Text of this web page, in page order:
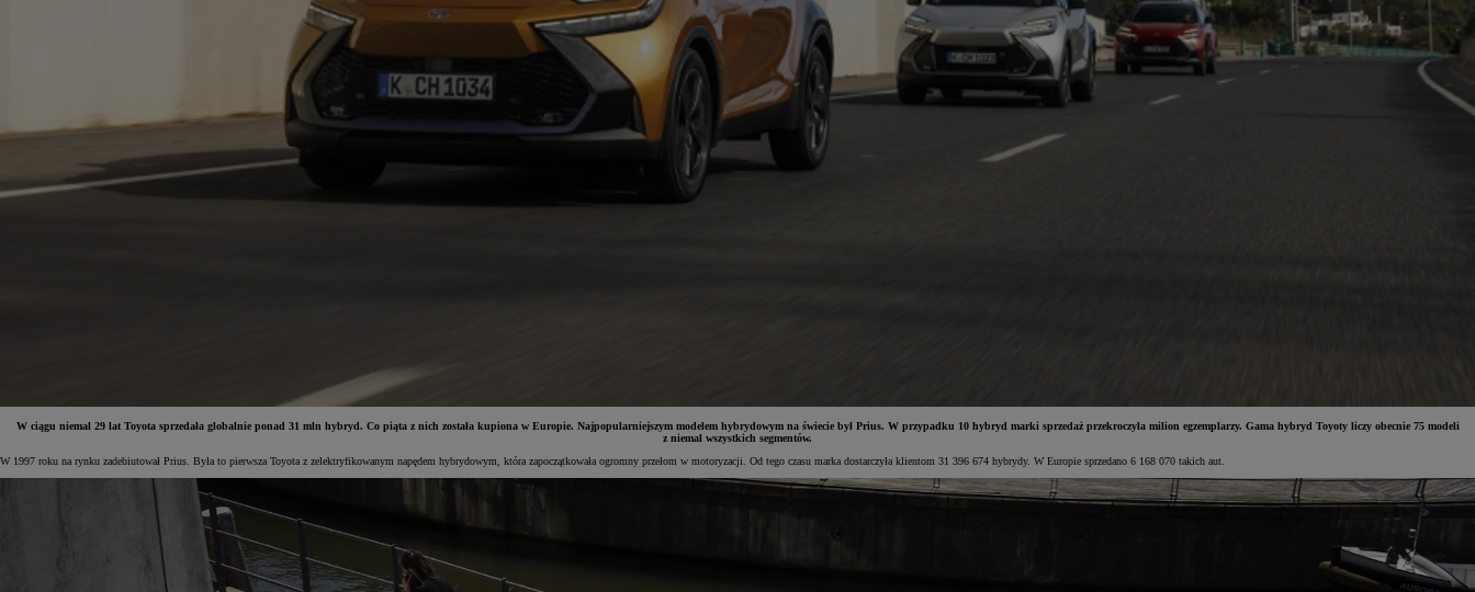
Od81 900 zł
W ciągu niemal 29 lat Toyota sprzedała globalnie ponad 31 mln hybryd. Co piąta z nich została kupiona w Europie. Najpopularniejszym modelem hybrydowym na świecie był Prius. W przypadku 10 hybryd marki sprzedaż przekroczyła milion egzemplarzy. Gama hybryd Toyoty liczy obecnie 75 modeli
z niemal wszystkich segmentów.
W 1997 roku na rynku zadebiutował Prius. Była to pierwsza Toyota z zelektryfikowanym napędem hybrydowym, która zapoczątkowała ogromny przełom w motoryzacji. Od tego czasu marka dostarczyła klientom 31 396 674 hybrydy. W Europie sprzedano 6 168 070 takich aut.